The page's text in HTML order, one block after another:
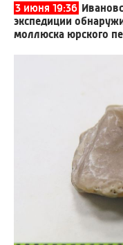
3 июня 19:36
экспедиции
моллюска юрского